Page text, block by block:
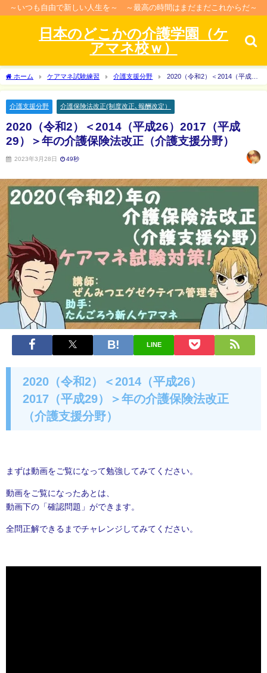
～いつも自由で新しい人生を～ ～最高の時間はまだまだこれからだ～
日本のどこかの介護学園（ケ
アマネ校ｗ）
ホーム ケアマネ試験練習 介護支援分野
2020（令和2）＜2014（平成
26）2017（平成29）＞年の介護保険法改正（介護支援分野）
介護支援分野 介護保険法改正(制度改正､報酬改定）
2020（令和2）＜2014（平成26）2017（平成
29）＞年の介護保険法改正（介護支援分野）
2023年3月28日 49秒
LINE
2020（令和2）＜2014（平成26）
2017（平成29）＞年の介護保険法改正
（介護支援分野）
まずは動画をご覧になって勉強してみてください。
動画をご覧になったあとは、
動画下の「確認問題」ができます。
全問正解できるまでチャレンジしてみてください。